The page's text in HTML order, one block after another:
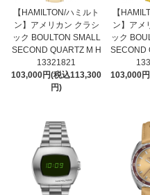
【HAMILTON/ハミルト
ン】アメリカン クラシ
ック BOULTON SMALL
SECOND QUARTZ M H
13321821
103,000円(税込113,300
円)
【
ン】アメ
ック
SECOND
103,000